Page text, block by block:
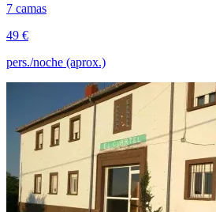
7 camas
49 €
pers./noche (aprox.)